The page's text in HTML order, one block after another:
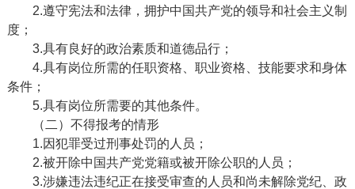
2.遵守宪法和法律，拥护中国共产党的领导和社会主义制
度；
3.具有良好的政治素质和道德品行；
4.具有岗位所需的任职资格、职业资格、技能要求和身体
条件；
5.具有岗位所需要的其他条件。
（二）不得报考的情形
1.因犯罪受过刑事处罚的人员；
2.被开除中国共产党党籍或被开除公职的人员；
3.涉嫌违法违纪正在接受审查的人员和尚未解除党纪、政